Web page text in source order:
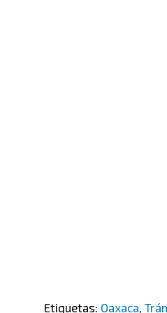
Etiquetas: Oaxaca